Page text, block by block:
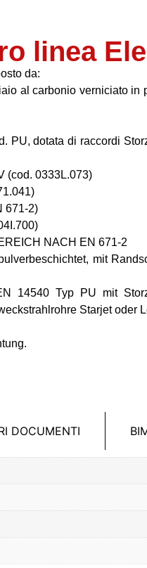
linea
da:
al carbonio verniciato in
PU, dotata di raccordi
(cod. 0333L.073)
671-2)
NACH EN 671-2
mit
14540 Typ PU mit
Starjet oder
DOCUMENTI